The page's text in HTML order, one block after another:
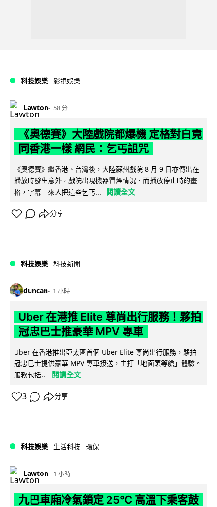
科技娛樂 影視娛樂
Lawton 58 分
《奧德賽》大陸戲院都爆機 定格對白竟
同香港一樣 網民：乞丐詛咒
《奧德賽》繼香港、台灣後，大陸蘇州戲院 8 月 9 日亦傳出在
播放時發生意外，戲院出現機器冒煙情況，而播放停止時的畫
格，字幕「來人把這些乞丐...
閱讀全文
分享
科技娛樂 科技新聞
duncan 1 小時
Uber 在港推 Elite 尊尚出行服務！夥拍
冠忠巴士推豪華 MPV 專車
Uber 在香港推出亞太區首個 Uber Elite 尊尚出行服務，夥拍
冠忠巴士提供豪華 MPV 專車接送，主打「地面頭等艙」體驗。
服務包括...
閱讀全文
3 分享
科技娛樂 生活科技 環保
Lawton 1 小時
九巴車廂冷氣鎖定 25°C 高溫下乘客鼓